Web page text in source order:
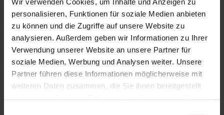
personalisieren, Funktionen für soziale Medien anbieten
zu können und die Zugriffe auf unsere Website zu
analysieren. Außerdem geben wir Informationen zu Ihrer
Verwendung unserer Website an unsere Partner für
soziale Medien, Werbung und Analysen weiter. Unsere
Partner führen diese Informationen möglicherweise mit
weiteren Daten zusammen, die Sie ihnen bereitgestellt
Bedienung: Kette, Schnur, Griff, Griffleiste,
Elektroantrieb
Führung: Optional, seitlich mit Seil
Anwendungsbereiche: Für Fenster, Dachfenster,
Türen, Bildschirmarbeitsplätze
Montage: An Wand, Decken und in der
Glasleiste sowie über Klemmträger. Auch als mit
Klebeleiste direkt auf die Glasscheibe verfügbar.